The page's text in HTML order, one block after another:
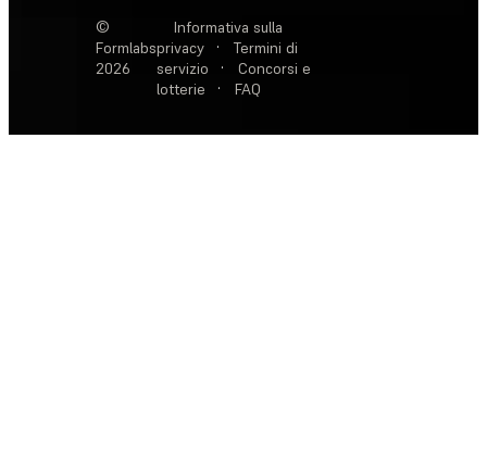
©
Formlabs
2026
Informativa sulla
privacy
·
Termini di
servizio
·
Concorsi e
lotterie
· FAQ